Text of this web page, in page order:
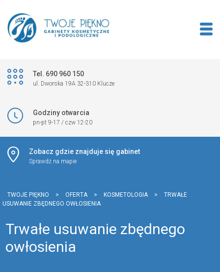
Tel. 690 960 150
ul. Dworska 19A 32-310 Klucze
Godziny otwarcia
pn-pt 9-17 / czw 12-20
Zobacz gdzie znajduje się gabinet
Sprawdź na mapie
TWOJE PIĘKNO > OFERTA > KOSMETOLOGIA >
TRWAŁE
USUWANIE ZBĘDNEGO OWŁOSIENIA
Trwałe usuwanie zbędnego
owłosienia